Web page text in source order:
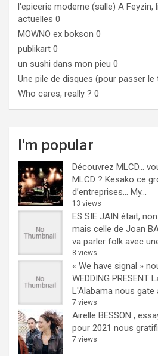
l'epicerie moderne (salle) A Feyzin,
actuelles 0
MOWNO ex bokson 0
publikart 0
un sushi dans mon pieu 0
Une pile de disques (pour passer le
Who cares, really ? 0
I'm popular
Découvrez MLCD…
MLCD ? Kesako ce
d’entreprises… My...
13 views
ES SIE JAIN était,
mais celle de Joan
va parler folk avec
8 views
« We have signal »
WEDDING PRESENT
L'Alabama nous gate
7 views
Airelle BESSON ,
pour 2021 nous
7 views